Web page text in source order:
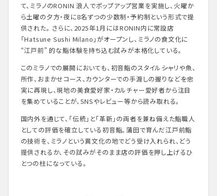
て、ミラノのRONIN 浪人でポップアップ営業を実施し、火曜か
ら土曜の夕方・夜に8名ずつの少数制・予約制という形式で提
供された。 さらに、2025年1月にはRONIN内に常設店
「Hatsune Sushi Milano」がオープンし、ミラノの食文化に
“江戸前” 的な鮨体験を持ち込む試みが本格化している。
このミラノでの展開においても、初音鮨のスタイル――シャリや魚、
所作、おまかせコース、カウンターでの手渡しの握りなど――を忠
実に再現し、現地の美食愛好家・カルチャー愛好者から注目
を集めていることが、SNSやレビュー等から読み取れる。
国内外を通じて、「伝統」と「革新」の両者を兼ね備えた鮨職人
としての評価を確立している初音鮨。蒲田で育んだ江戸前鮨
の技術を、ミラノという異文化の地でどう受け入れられ、どう
提供されるか、その試みがそのまま店の評価を押し上げるひ
とつの柱になっている。